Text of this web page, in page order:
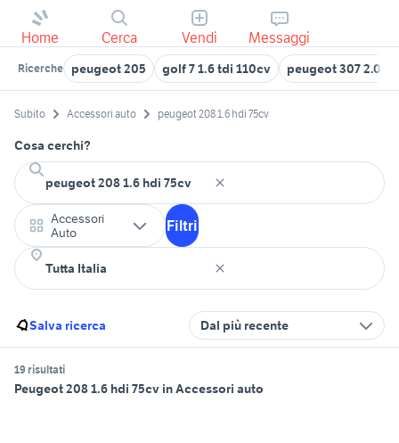
Home Cerca Vendi Messaggi
Ricerche peugeot 205 golf 7 1.6 tdi 110cv peugeot 307 2.0
Subito Accessori auto peugeot 208 1.6 hdi 75cv
Cosa cerchi?
Accessori
Auto
Filtri
Salva ricerca Dal più recente
19 risultati
Peugeot 208 1.6 hdi 75cv in Accessori auto